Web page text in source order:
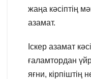
жаңа кәсіптің
азамат.
Іскер азамат
ғаламтордан
яғни, кірпіштің